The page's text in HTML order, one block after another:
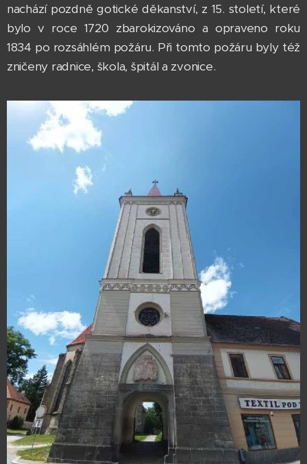
nachází pozdně gotické děkanství, z 15. století, které
bylo v roce 1720 zbarokizováno a opraveno roku
1834 po rozsáhlém požáru. Při tomto požáru byly též
zničeny radnice, škola, špitál a zvonice.